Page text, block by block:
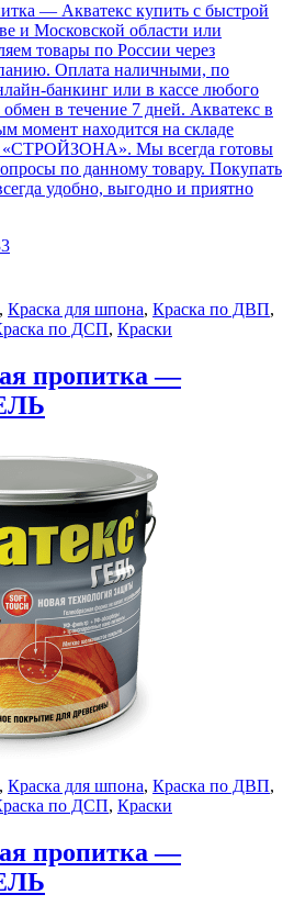
— Акватекс купить с быстрой
и Московской области или
товары по России через
Оплата наличными, по
банкинг или в кассе любого
в течение 7 дней. Акватекс в
момент находится на складе
«СТРОЙЗОНА». Мы всегда готовы
по данному товару. Покупать
удобно, выгодно и приятно
, Краска для шпона, Краска по ДВП,
по ДСП, Краски
пропитка —
, Краска для шпона, Краска по ДВП,
по ДСП, Краски
пропитка —